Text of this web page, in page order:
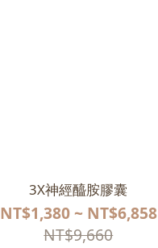
3X神經醯胺膠囊
NT$1,380 ~ NT$6,858
NT$9,660